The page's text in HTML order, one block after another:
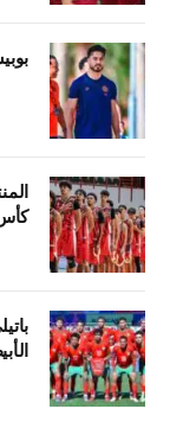
كأس